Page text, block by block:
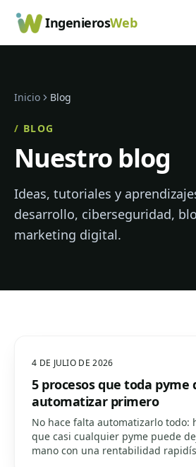
IngenierosWeb
Inicio Blog
/ BLOG
Nuestro blog
Ideas, tutoriales y
desarrollo, ciberseguridad,
marketing digital.
4 DE JULIO DE 2026
5 procesos que toda pyme
automatizar primero
No hace falta automatizarlo todo:
que casi cualquier pyme puede
mano con una rentabilidad